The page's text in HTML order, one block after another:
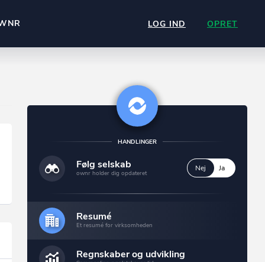
LOG IND OPRET
HANDLINGER
Følg selskab
ownr holder dig opdateret
Nej Ja
Resumé
Et resumé for virksomheden
Regnskaber og udvikling